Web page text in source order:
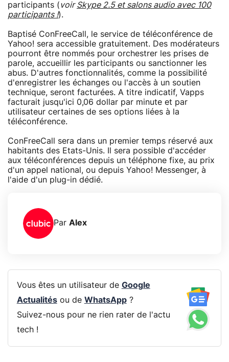
participants (voirSkype 2.5 et salons audio avec 100
participants !).
Baptisé ConFreeCall, le service de téléconférence de
Yahoo! sera accessible gratuitement. Des modérateurs
pourront être nommés pour orchestrer les prises de
parole, accueillir les participants ou sanctionner les
abus. D'autres fonctionnalités, comme la possibilité
d'enregistrer les échanges ou l'accès à un soutien
technique, seront facturées. A titre indicatif, Vapps
facturait jusqu'ici 0,06 dollar par minute et par
utilisateur certaines de ses options liées à la
téléconférence.
ConFreeCall sera dans un premier temps réservé aux
habitants des Etats-Unis. Il sera possible d'accéder
aux téléconférences depuis un téléphone fixe, au prix
d'un appel national, ou depuis Yahoo! Messenger, à
l'aide d'un plug-in dédié.
Par Alex
Vous êtes un utilisateur de Google
Actualitésou de WhatsApp?
Suivez-nous pour ne rien rater de l'actu
tech !